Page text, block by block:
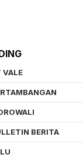
VALE
BERITA